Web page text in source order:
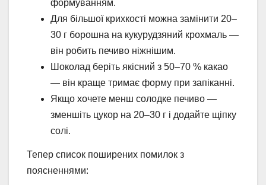
формуванням.
Для більшої крихкості можна замінити 20–
30 г борошна на кукурудзяний крохмаль —
він робить печиво ніжнішим.
Шоколад беріть якісний з 50–70 % какао
— він краще тримає форму при запіканні.
Якщо хочете менш солодке печиво —
зменшіть цукор на 20–30 г і додайте щіпку
солі.
Тепер список поширених помилок з
поясненнями: